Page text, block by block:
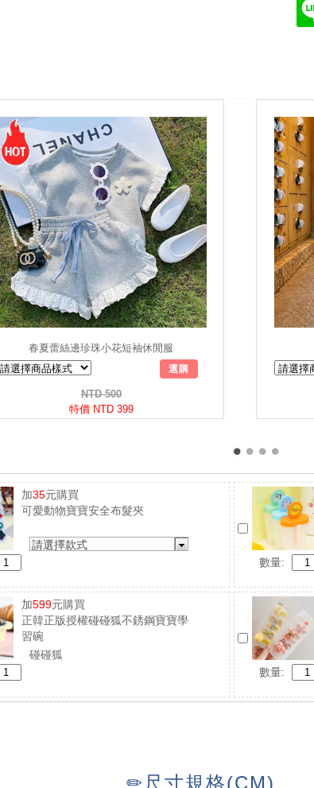
加35元購買
可愛動物寶寶安全布髮夾
請選擇款式
數量:
加599元購買
正韓正版授權碰碰狐不銹鋼寶寶學
習碗
碰碰狐
數量: